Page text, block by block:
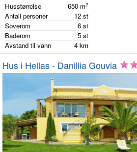
Husstørrelse 650 m2
Antall personer 12 st
Soverom
6 st
Baderom
5 st
Avstand til vann
4 km
Hus i Hellas - Danillia Gouvia